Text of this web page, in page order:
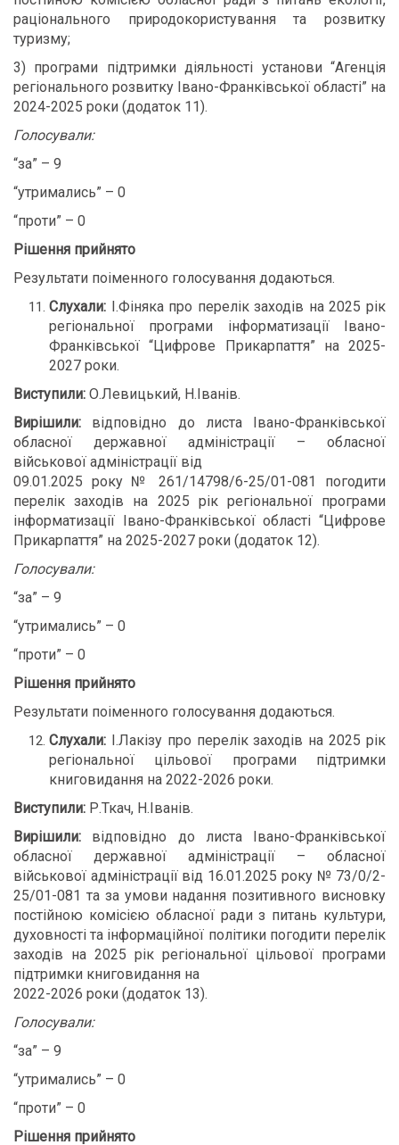
раціонального природокористування та розвитку
туризму;
3) програми підтримки діяльності установи “Агенція
регіонального розвитку Івано-Франківської області” на
2024-2025 роки (додаток 11).
Голосували:
“за” – 9
“утримались” – 0
“проти” – 0
Рішення прийнято
Результати поіменного голосування додаються.
Слухали: І.Фіняка про перелік заходів на 2025 рік
регіональної програми інформатизації Івано-
Франківської “Цифрове Прикарпаття” на 2025-
2027 роки.
Виступили: О.Левицький, Н.Іванів.
Вирішили: відповідно до листа Івано-Франківської
обласної державної адміністрації – обласної
військової адміністрації від
09.01.2025 року № 261/14798/6-25/01-081 погодити
перелік заходів на 2025 рік регіональної програми
інформатизації Івано-Франківської області “Цифрове
Прикарпаття” на 2025-2027 роки (додаток 12).
Голосували:
“за” – 9
“утримались” – 0
“проти” – 0
Рішення прийнято
Результати поіменного голосування додаються.
Слухали: І.Лакізу про перелік заходів на 2025 рік
регіональної цільової програми підтримки
книговидання на 2022-2026 роки.
Виступили: Р.Ткач, Н.Іванів.
Вирішили: відповідно до листа Івано-Франківської
обласної державної адміністрації – обласної
військової адміністрації від 16.01.2025 року № 73/0/2-
25/01-081 та за умови надання позитивного висновку
постійною комісією обласної ради з питань культури,
духовності та інформаційної політики погодити перелік
заходів на 2025 рік регіональної цільової програми
підтримки книговидання на
2022-2026 роки (додаток 13).
Голосували:
“за” – 9
“утримались” – 0
“проти” – 0
Рішення прийнято